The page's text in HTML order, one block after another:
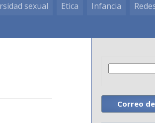
sexual Etica Infancia
Correo